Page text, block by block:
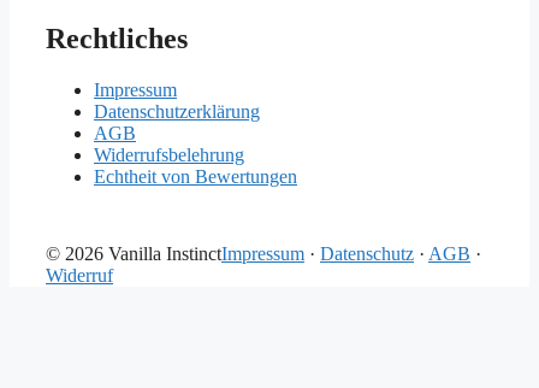
Rechtliches
Impressum
Datenschutzerklärung
AGB
Widerrufsbelehrung
Echtheit von Bewertungen
© 2026 Vanilla InstinctImpressum · Datenschutz · AGB ·
Widerruf